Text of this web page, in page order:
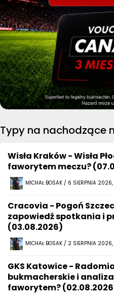
Typy na nachodzące
Wisła Kraków - Wisła
faworytem meczu?
MICHAŁ BOSAK / 6 SIERPNIA
Cracovia - Pogoń
zapowiedź spotkania i
(03.08.2026)
MICHAŁ BOSAK / 2 SIERPNIA
GKS Katowice -
bukmacherskie i
faworytem?